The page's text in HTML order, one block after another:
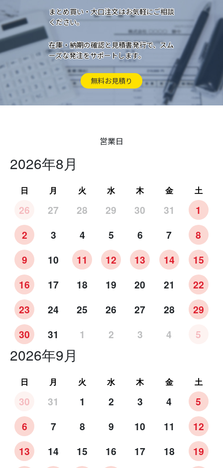
まとめ買い・大口注文はお気軽にご相談
ください。
在庫・納期の確認と見積書発行で、スム
ーズな発注をサポートします。
無料お見積り
営業日
2026年8月
日 月 火 水 木 金 土
26 27 28 29 30 31
1
2
3 4 5 6 7
8
9
10 11 12 13 14
15
16
17 18 19 20 21
22
23
24 25 26 27 28
29
30
31 1 2 3 4 5
2026年9月
日 月 火 水 木 金 土
30 31 1 2 3 4
5
6
7 8 9 10 11
12
13
14 15 16 17 18
19